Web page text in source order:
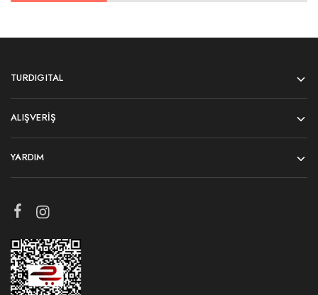
TURDIGITAL
ALIŞVERIŞ
YARDIM